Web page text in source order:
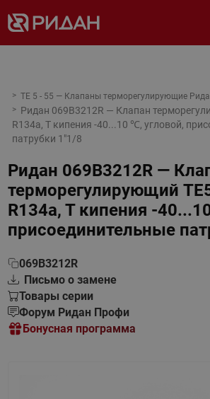
TE 5 - 55 — Клапаны терморегулирующие
Ридан 069B3212R — Клапан
R134a, T кипения -40...10 ℃, угловой,
патрубки 1"1/8
Ридан 069B3212R —
терморегулирующий
R134a, T кипения -
присоединительные
069B3212R
Письмо о замене
Товары серии
Форум Ридан Профи
Бонусная программа